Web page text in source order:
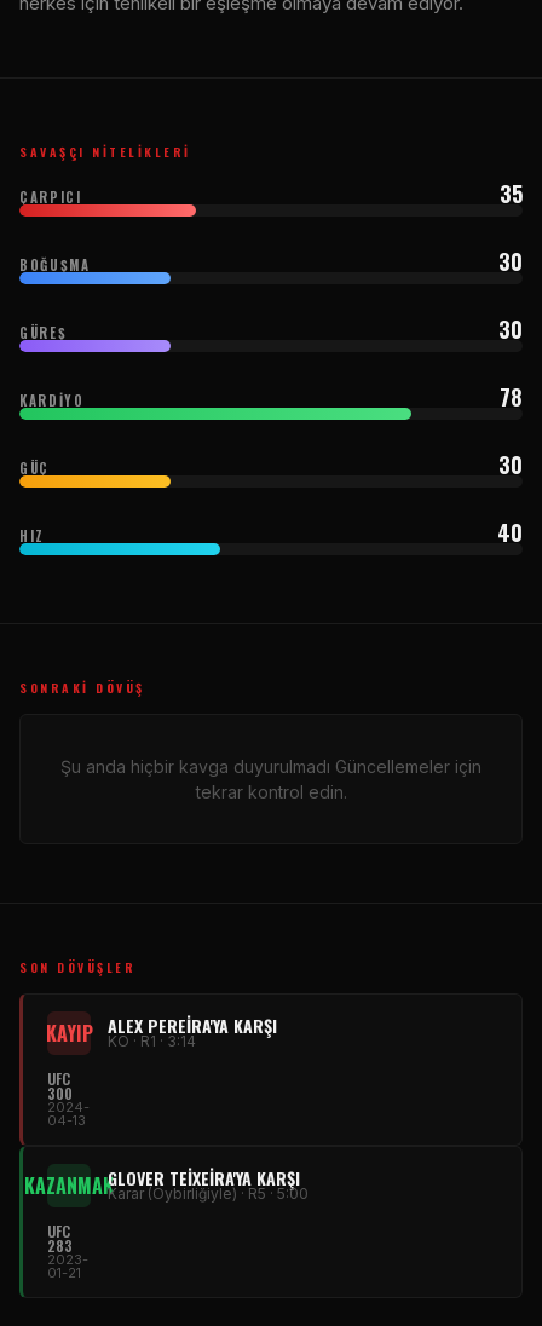
SAVAŞÇI NITELIKLERI
ÇARPICI 35
BOĞUŞMA 30
GÜREŞ 30
KARDIYO 78
GÜÇ 30
HIZ 40
SONRAKI DÖVÜŞ
Şu anda hiçbir kavga duyurulmadı Güncellemeler için
tekrar kontrol edin.
SON DÖVÜŞLER
KAYIP ALEX PEREIRA'YA KARŞI
KO · R1 · 3:14
UFC
300
2024-
04-13
KAZANMAKGLOVER TEIXEIRA'YA KARŞI
Karar (Oybirliğiyle) · R5 · 5:00
UFC
283
2023-
01-21